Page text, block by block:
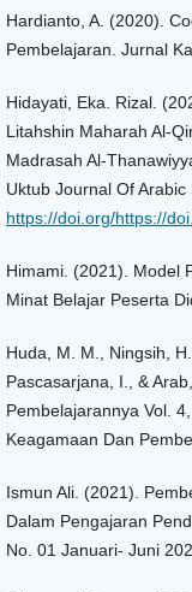
Hardianto, A. (2020).
Pembelajaran. Jurnal
Hidayati, Eka. Rizal.
Litahshin Maharah Al-
Madrasah Al-
Uktub Journal Of Arabic
https://doi.org/https://
Himami. (2021). Model
Minat Belajar Peserta
Huda, M. M., Ningsih,
Pascasarjana, I., &
Pembelajarannya Vol.
Keagamaan Dan
Ismun Ali. (2021).
Dalam Pengajaran
No. 01 Januari- Juni